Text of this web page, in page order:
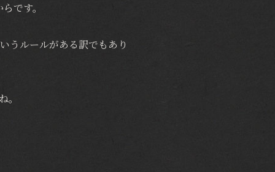
です。
うルールがある訳でもあり